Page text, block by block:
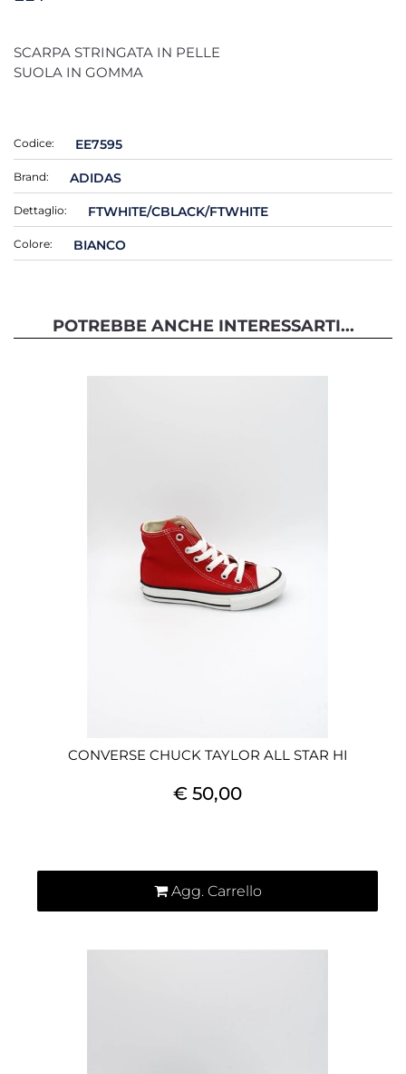
SCARPA STRINGATA IN PELLE
SUOLA IN GOMMA
Codice: EE7595
Brand: ADIDAS
Dettaglio: FTWHITE/CBLACK/FTWHITE
Colore: BIANCO
POTREBBE ANCHE INTERESSARTI...
CONVERSE CHUCK TAYLOR ALL STAR HI
€ 50,00
Agg. Carrello